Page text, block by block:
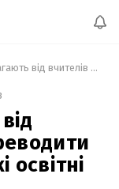
Окупанти вимагають від вчителів Херсона переводити навчання на російські освітні програми
освітні